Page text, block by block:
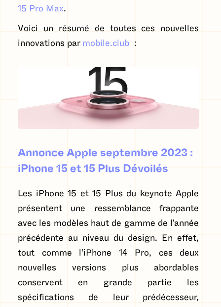
15 Pro Max.
Voici un résumé de toutes ces nouvelles
innovations par mobile.club :
Annonce Apple septembre 2023 :
iPhone 15 et 15 Plus Dévoilés
Les iPhone 15 et 15 Plus du keynote Apple
présentent une ressemblance frappante
avec les modèles haut de gamme de l'année
précédente au niveau du design. En effet,
tout comme l'iPhone 14 Pro, ces deux
nouvelles versions plus abordables
conservent en grande partie les
spécifications de leur prédécesseur,